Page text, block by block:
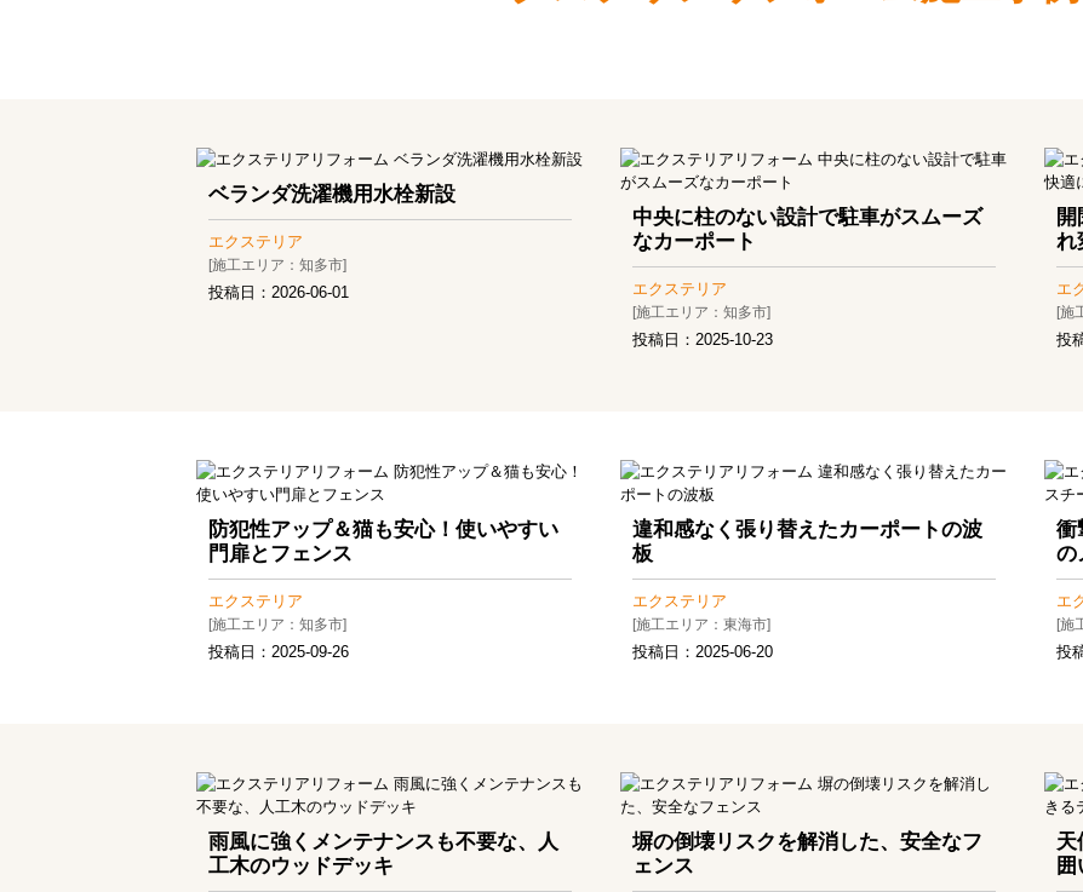
ベランダ洗濯機用水栓新設
エクステリア
[施工エリア：知多市]
投稿日： 2026-06-01
中央に柱のない設計で駐車がスムーズ
なカーポート
エクステリア
[施工エリア：知多市]
投稿日： 2025-10-23
開
れ
エ
[施
投
防犯性アップ＆猫も安心！使いやすい
門扉とフェンス
エクステリア
[施工エリア：知多市]
投稿日： 2025-09-26
違和感なく張り替えたカーポートの波
板
エクステリア
[施工エリア：東海市]
投稿日： 2025-06-20
衝
の
エ
[施
投
雨風に強くメンテナンスも不要な、人
工木のウッドデッキ
塀の倒壊リスクを解消した、安全なフ
ェンス
天
囲